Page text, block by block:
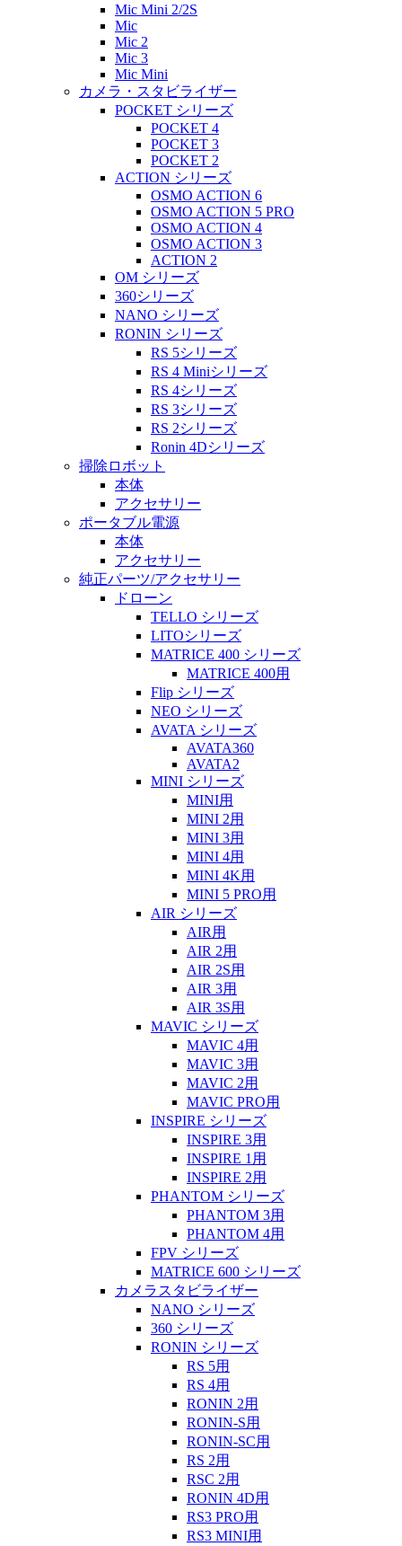
Mic Mini 2/2S
Mic
Mic 2
Mic 3
Mic Mini
カメラ・スタビライザー
POCKET シリーズ
POCKET 4
POCKET 3
POCKET 2
ACTION シリーズ
OSMO ACTION 6
OSMO ACTION 5 PRO
OSMO ACTION 4
OSMO ACTION 3
ACTION 2
OM シリーズ
360シリーズ
NANO シリーズ
RONIN シリーズ
RS 5シリーズ
RS 4 Miniシリーズ
RS 4シリーズ
RS 3シリーズ
RS 2シリーズ
Ronin 4Dシリーズ
掃除ロボット
本体
アクセサリー
ポータブル電源
本体
アクセサリー
純正パーツ/アクセサリー
ドローン
TELLO シリーズ
LITOシリーズ
MATRICE 400 シリーズ
MATRICE 400用
Flip シリーズ
NEO シリーズ
AVATA シリーズ
AVATA360
AVATA2
MINI シリーズ
MINI用
MINI 2用
MINI 3用
MINI 4用
MINI 4K用
MINI 5 PRO用
AIR シリーズ
AIR用
AIR 2用
AIR 2S用
AIR 3用
AIR 3S用
MAVIC シリーズ
MAVIC 4用
MAVIC 3用
MAVIC 2用
MAVIC PRO用
INSPIRE シリーズ
INSPIRE 3用
INSPIRE 1用
INSPIRE 2用
PHANTOM シリーズ
PHANTOM 3用
PHANTOM 4用
FPV シリーズ
MATRICE 600 シリーズ
カメラスタビライザー
NANO シリーズ
360 シリーズ
RONIN シリーズ
RS 5用
RS 4用
RONIN 2用
RONIN-S用
RONIN-SC用
RS 2用
RSC 2用
RONIN 4D用
RS3 PRO用
RS3 MINI用